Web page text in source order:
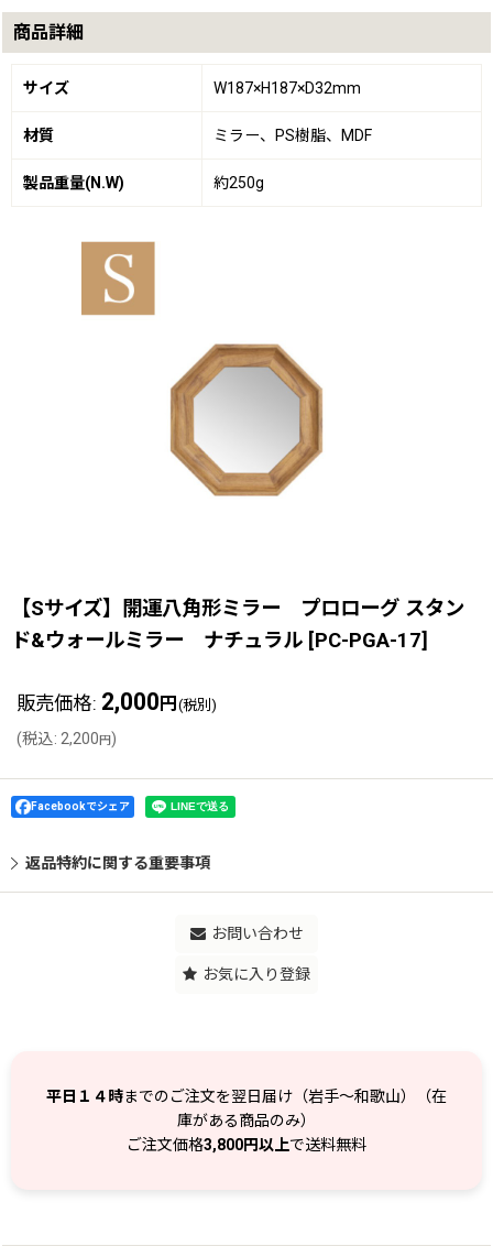
商品詳細
サイズ W187×H187×D32mm
材質 ミラー、PS樹脂、MDF
製品重量(N.W) 約250g
【Sサイズ】開運八角形ミラー プロローグ スタン
ド&ウォールミラー ナチュラル [PC-PGA-17]
販売価格: 2,000 円 (税別)
(税込: 2,200円)
Facebookでシェア
返品特約に関する重要事項
お問い合わせ
お気に入り登録
平日１４時までのご注文を翌日届け（岩手～和歌山）（在
庫がある商品のみ）
ご注文価格3,800円以上で送料無料